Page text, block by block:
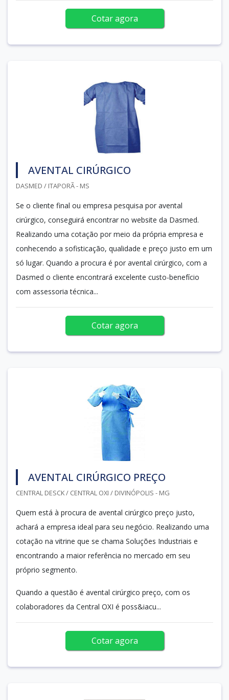
Cotar agora
AVENTAL CIRÚRGICO
DASMED / ITAPORÃ - MS
Se o cliente final ou empresa pesquisa por avental
cirúrgico, conseguirá encontrar no website da Dasmed.
Realizando uma cotação por meio da própria empresa e
conhecendo a sofisticação, qualidade e preço justo em um
só lugar. Quando a procura é por avental cirúrgico, com a
Dasmed o cliente encontrará excelente custo-benefício
com assessoria técnica...
Cotar agora
AVENTAL CIRÚRGICO PREÇO
CENTRAL DESCK / CENTRAL OXI / DIVINÓPOLIS - MG
Quem está à procura de avental cirúrgico preço justo,
achará a empresa ideal para seu negócio. Realizando uma
cotação na vitrine que se chama Soluções Industriais e
encontrando a maior referência no mercado em seu
próprio segmento.
Quando a questão é avental cirúrgico preço, com os
colaboradores da Central OXI é poss&iacu...
Cotar agora